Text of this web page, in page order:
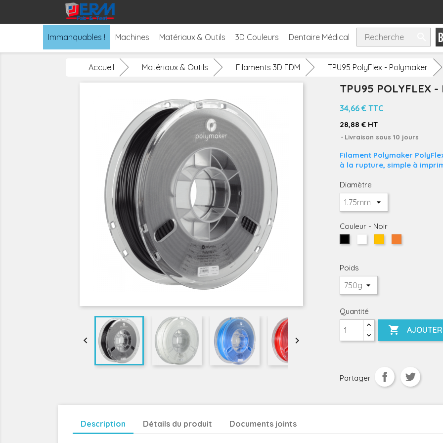
Immanquables ! Machines Matériaux & Outils 3D Couleurs Dentaire Médical
Accueil Matériaux & Outils Filaments 3D FDM TPU95 PolyFlex - Polymaker
 
TPU95 POLYFLEX -
34,66 € TTC
28,88 € HT
Livraison sous 10 jours
Filament Polymaker
à la rupture, simple à
Diamètre
Couleur - Noir
Poids
Quantité

Partager
Description Détails du produit Documents joints